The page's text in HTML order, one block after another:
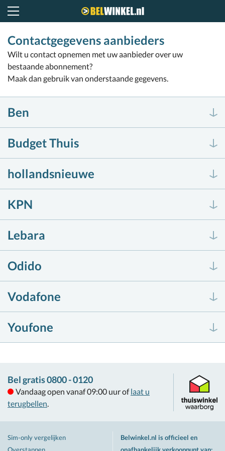
Contactgegevens aanbieders
Wilt u contact opnemen met uw aanbieder over uw
bestaande abonnement?
Maak dan gebruik van onderstaande gegevens.
Ben
Budget Thuis
hollandsnieuwe
KPN
Lebara
Odido
Vodafone
Youfone
Bel gratis 0800 - 0120
Vandaag open vanaf 09:00 uur of laat u
terugbellen.
Sim-only vergelijken
Belwinkel.nl is officieel en